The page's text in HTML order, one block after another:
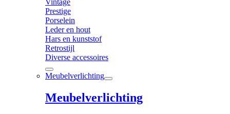
Prestige
Porselein
Leder en hout
Hars en kunststof
Retrostijl
Diverse accessoires
Meubelverlichting
Meubelverlichting